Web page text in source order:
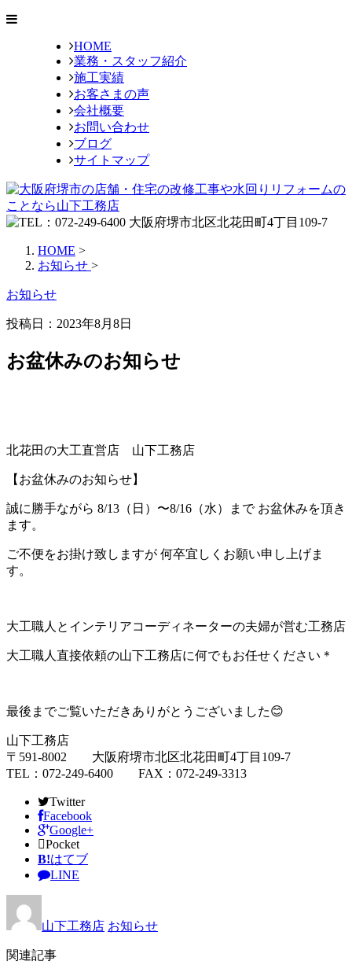
HOME
業務・スタッフ紹介
施工実績
お客さまの声
会社概要
お問い合わせ
ブログ
サイトマップ
HOME >
お知らせ >
お知らせ
投稿日：2023年8月8日
お盆休みのお知らせ
北花田の大工直営店 山下工務店
【お盆休みのお知らせ】
誠に勝手ながら 8/13（日）〜8/16（水）まで お盆休みを頂き
ます。
ご不便をお掛け致しますが 何卒宜しくお願い申し上げま
す。
大工職人とインテリアコーディネーターの夫婦が営む工務店
大工職人直接依頼の山下工務店に何でもお任せください＊⠀
最後までご覧いただきありがとうございました😊
山下工務店
〒591-8002 大阪府堺市北区北花田町4丁目109-7
TEL：072-249-6400 FAX：072-249-3313
Twitter
Facebook
Google+
Pocket
B!はてブ
LINE
山下工務店 お知らせ
関連記事